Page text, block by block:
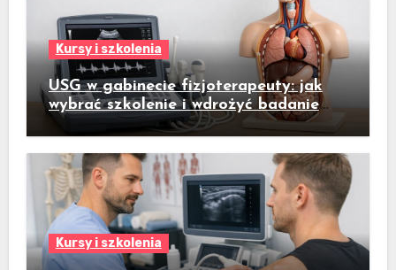
Kursy i szkolenia
USG w gabinecie fizjoterapeuty: jak
wybrać szkolenie i wdrożyć badanie
ultrasonograficzne do codziennej
praktyki
Kursy i szkolenia